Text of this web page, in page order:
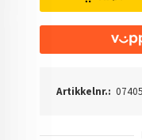
Artikkelnr.: 07405